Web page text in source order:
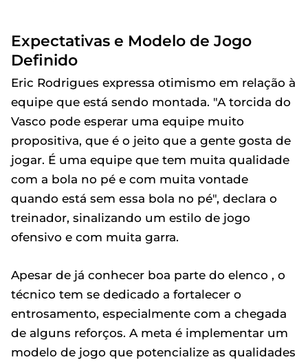
Expectativas e Modelo de Jogo
Definido
Eric Rodrigues expressa otimismo em relação à
equipe que está sendo montada. "A torcida do
Vasco pode esperar uma equipe muito
propositiva, que é o jeito que a gente gosta de
jogar. É uma equipe que tem muita qualidade
com a bola no pé e com muita vontade
quando está sem essa bola no pé", declara o
treinador, sinalizando um estilo de jogo
ofensivo e com muita garra.
Apesar de já conhecer boa parte do elenco , o
técnico tem se dedicado a fortalecer o
entrosamento, especialmente com a chegada
de alguns reforços. A meta é implementar um
modelo de jogo que potencialize as qualidades